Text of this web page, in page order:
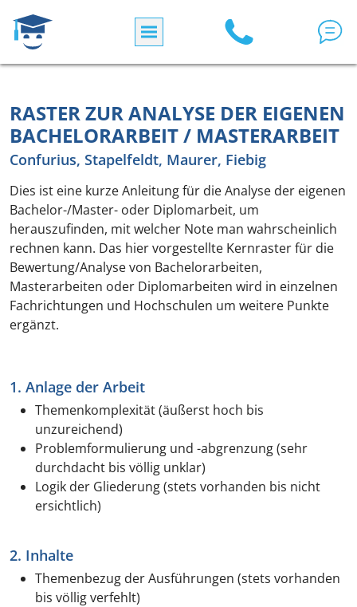
RASTER ZUR ANALYSE DER EIGENEN
BACHELORARBEIT / MASTERARBEIT
Confurius, Stapelfeldt, Maurer, Fiebig
Dies ist eine kurze Anleitung für die Analyse der eigenen
Bachelor-/Master- oder Diplomarbeit, um
herauszufinden, mit welcher Note man wahrscheinlich
rechnen kann. Das hier vorgestellte Kernraster für die
Bewertung/Analyse von Bachelorarbeiten,
Masterarbeiten oder Diplomarbeiten wird in einzelnen
Fachrichtungen und Hochschulen um weitere Punkte
ergänzt.
1. Anlage der Arbeit
Themenkomplexität (äußerst hoch bis
unzureichend)
Problemformulierung und -abgrenzung (sehr
durchdacht bis völlig unklar)
Logik der Gliederung (stets vorhanden bis nicht
ersichtlich)
2. Inhalte
Themenbezug der Ausführungen (stets vorhanden
bis völlig verfehlt)